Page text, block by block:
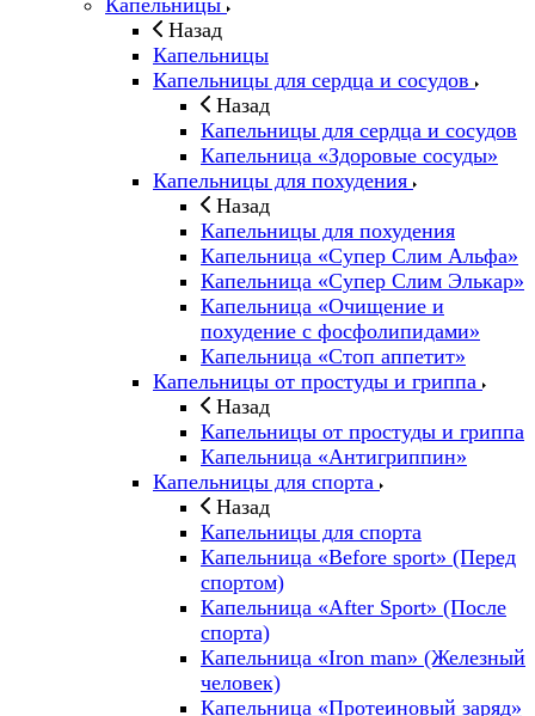
Капельницы
Назад
Капельницы
Капельницы для сердца и сосудов
Назад
Капельницы для сердца и сосудов
Капельница «Здоровые сосуды»
Капельницы для похудения
Назад
Капельницы для похудения
Капельница «Супер Слим Альфа»
Капельница «Супер Слим Элькар»
Капельница «Очищение и
похудение с фосфолипидами»
Капельница «Стоп аппетит»
Капельницы от простуды и гриппа
Назад
Капельницы от простуды и гриппа
Капельница «Антигриппин»
Капельницы для спорта
Назад
Капельницы для спорта
Капельница «Before sport» (Перед
спортом)
Капельница «After Sport» (После
спорта)
Капельница «Iron man» (Железный
человек)
Капельница «Протеиновый заряд»